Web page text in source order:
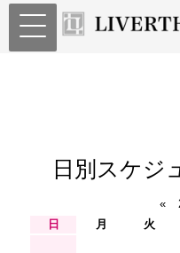
日別スケジ
«
日 月 火